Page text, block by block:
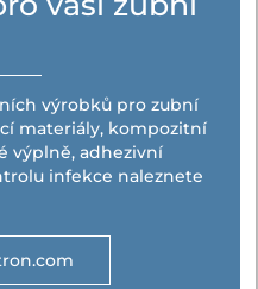
náhrady je základní
výrobků pro zubní
materiály, kompozitní
výplně, adhezivní
infekce naleznete